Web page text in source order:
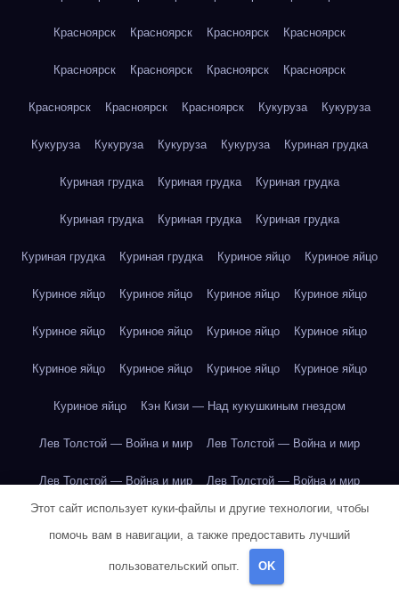
Красноярск Красноярск Красноярск Красноярск
Красноярск Красноярск Красноярск Красноярск
Красноярск Красноярск Красноярск Кукуруза Кукуруза
Кукуруза Кукуруза Кукуруза Кукуруза Куриная грудка
Куриная грудка Куриная грудка Куриная грудка
Куриная грудка Куриная грудка Куриная грудка
Куриная грудка Куриная грудка Куриное яйцо Куриное яйцо
Куриное яйцо Куриное яйцо Куриное яйцо Куриное яйцо
Куриное яйцо Куриное яйцо Куриное яйцо Куриное яйцо
Куриное яйцо Куриное яйцо Куриное яйцо Куриное яйцо
Куриное яйцо Кэн Кизи — Над кукушкиным гнездом
Лев Толстой — Война и мир Лев Толстой — Война и мир
Лев Толстой — Война и мир Лев Толстой — Война и мир
Лев Толстой — Война и мир Лев Толстой — Война и мир
Лев Толстой — Война и мир
Этот сайт использует куки-файлы и другие технологии, чтобы
помочь вам в навигации, а также предоставить лучший
пользовательский опыт. OK